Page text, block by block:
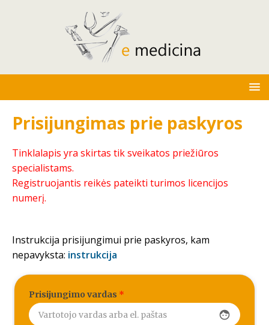
Prisijungimas prie paskyros
Tinklalapis yra skirtas tik sveikatos priežiūros
specialistams.
Registruojantis reikės pateikti turimos licencijos
numerį.
Instrukcija prisijungimui prie paskyros, kam
nepavyksta: instrukcija
Prisijungimo vardas *
face